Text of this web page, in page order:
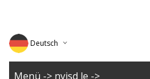
Deutsch
English
Menü -> nyisd le ->